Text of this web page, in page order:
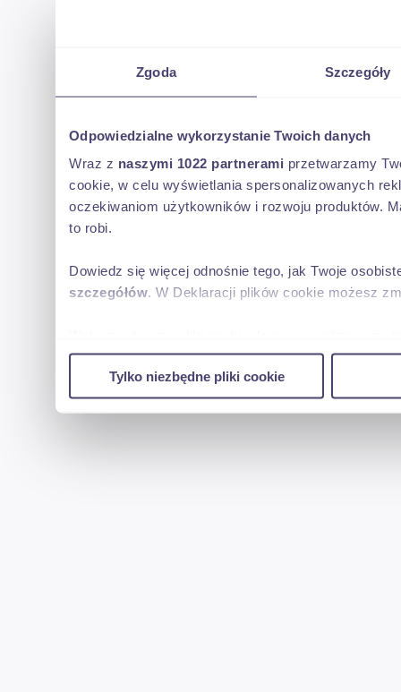
Zgoda Szczegóły
Odpowiedzialne wykorzystanie Twoich danych
Wraz z naszymi 1022 partnerami przetwarzamy
cookie, w celu wyświetlania spersonalizowanych
oczekiwaniom użytkowników i rozwoju produktów.
to robi.
Dowiedz się więcej odnośnie tego, jak Twoje
szczegółów. W Deklaracji plików cookie możesz
w naszej witrynie. Informacje o tym, jak korzystasz
reklamowym i analitycznym. Partnerzy mogą
uzyskanymi podczas korzystania z ich usług.
Tylko niezbędne pliki cookie